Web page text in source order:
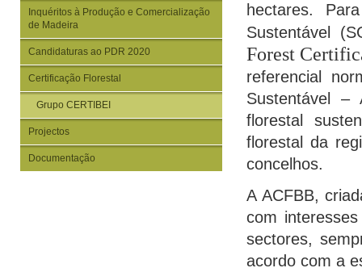
Inquéritos à Produção e Comercialização
de Madeira
Candidaturas ao PDR 2020
Certificação Florestal
Grupo CERTIBEI
Projectos
Documentação
hectares.
Sustentável
Forest
referencial
Sustentável –
florestal
florestal da
concelhos.
A ACFBB,
com
sectores,
acordo com a